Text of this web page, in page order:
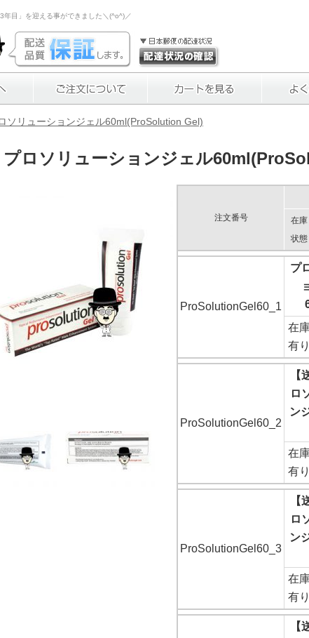
目」を迎える事ができました＼(^o^)／
ソリューションジェル60ml(ProSolution Gel)
プロソリューションジェル
注文番号
在庫
状態
ProSolutionGel60_1
プ
在
有り
ProSolutionGel60_2
【
ロ
ン
在
有り
ProSolutionGel60_3
【
ロ
ン
在
有り
【